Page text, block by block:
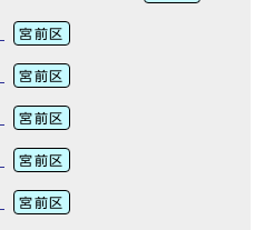
宮前区
宮前区
宮前区
宮前区
宮前区